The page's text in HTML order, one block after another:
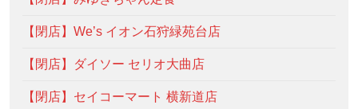
【閉店】We’s イオン石狩緑苑台店
【閉店】ダイソー セリオ大曲店
【閉店】セイコーマート 横新道店